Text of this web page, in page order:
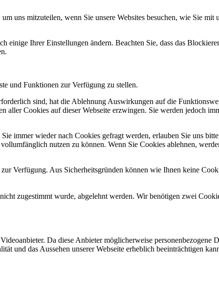
uns mitzuteilen, wenn Sie unsere Websites besuchen, wie Sie mit
einige Ihrer Einstellungen ändern. Beachten Sie, dass das
und Funktionen zur Verfügung zu stellen.
sind, hat die Ablehnung Auswirkungen auf die
Cookies auf dieser Webseite erzwingen. Sie werden jedoch
immer wieder nach Cookies gefragt werden, erlauben Sie uns
nutzen zu können. Wenn Sie Cookies ablehnen,
Verfügung. Aus Sicherheitsgründen können wie Ihnen keine
zugestimmt wurde, abgelehnt werden. Wir benötigen zwei
Da diese Anbieter möglicherweise personenbezogene
und das Aussehen unserer Webseite erheblich beeinträchtigen